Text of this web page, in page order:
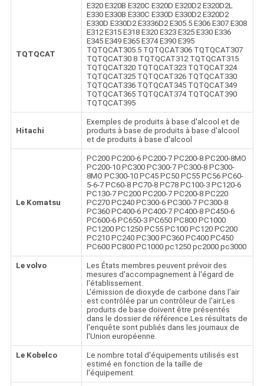
TQTQCAT
E320 E320B E320C E320D E320D2 E320D2L
E330 E330B E330C E330D E330D2 E320D2
E330D E330D2 E3336D2 E305.5 E306 E307 E308
E312 E315 E318 E320 E323 E325 E330 E336
E345 E349 E365 E374 E390 E395
TQTQCAT305.5 TQTQCAT306 TQTQCAT307
TQTQCAT30 8 TQTQCAT312 TQTQCAT315
TQTQCAT320 TQTQCAT323 TQTQCAT324
TQTQCAT325 TQTQCAT326 TQTQCAT330
TQTQCAT336 TQTQCAT345 TQTQCAT349
TQTQCAT365 TQTQCAT374 TQTQCAT390
TQTQCAT395
Hitachi
Exemples de produits à base d'alcool et de
produits à base de produits à base d'alcool
et de produits à base d'alcool
Le Komatsu
PC200 PC200-6 PC200-7 PC200-8 PC200-8MO
PC200-10 PC300 PC300-7 PC300-8 PC300-
8MO PC300-10 PC45 PC50 PC55 PC56 PC60-
5-6-7 PC60-8 PC70-8 PC78 PC100-3 PC120-6
PC130-7 PC200 PC200-7 PC200-8 PC220
PC270 PC240 PC300-6 PC300-7 PC300-8
PC360 PC400-6 PC400-7 PC400-8 PC450-6
PC600-6 PC650-3 PC650 PC800 PC1000
PC1200 PC1250 PC55 PC100 PC120 PC200
PC210 PC240 PC300 PC360 PC400 PC450
PC600 PC800 PC1000 pc1250 pc2000 pc3000
Le volvo
Les États membres peuvent prévoir des
mesures d'accompagnement à l'égard de
l'établissement.
L'émission de dioxyde de carbone dans l'air
est contrôlée par un contrôleur de l'air.Les
produits de base doivent être présentés
dans le dossier de référence.Les résultats de
l'enquête sont publiés dans les journaux de
l'Union européenne.
Le Kobelco
Le nombre total d'équipements utilisés est
estimé en fonction de la taille de
l'équipement.